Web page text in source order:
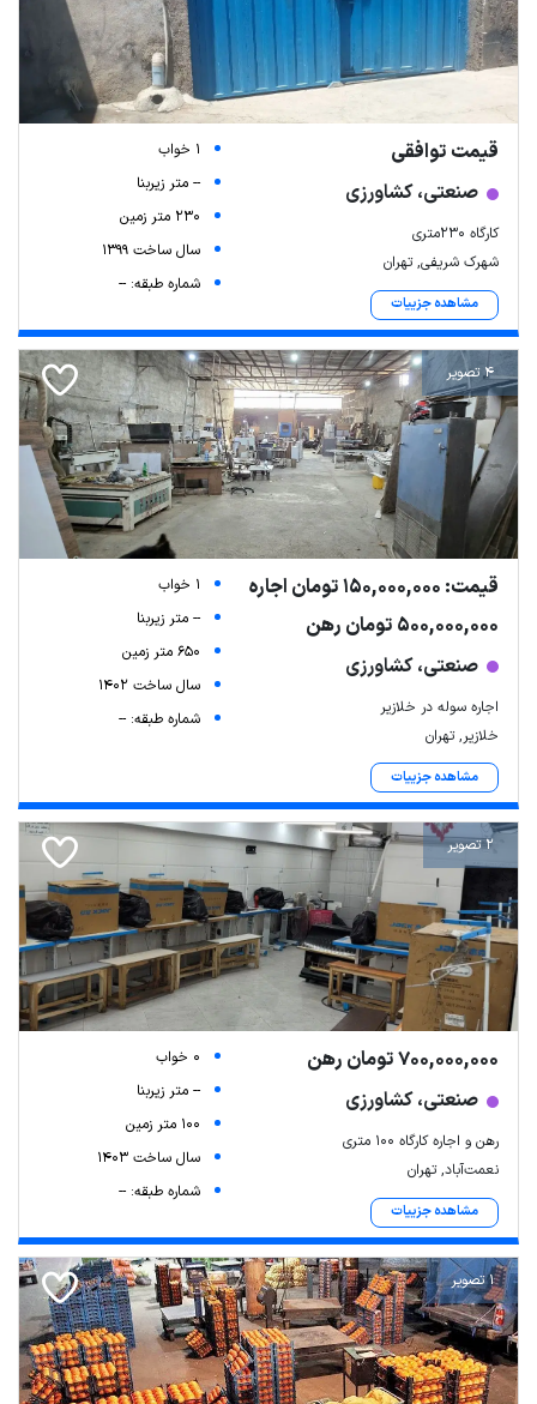
قیمت توافقی
صنعتی، کشاورزی
کارگاه ۲۳۰متری
شهرک شریفی, تهران
مشاهده جزییات
1 خواب
-- متر زیربنا
230 متر زمین
سال ساخت 1399
شماره طبقه: --
4 تصویر
قیمت: 150,000,000 تومان اجاره
500,000,000 تومان رهن
صنعتی، کشاورزی
اجاره سوله در خلازیر
خلازیر, تهران
مشاهده جزییات
1 خواب
-- متر زیربنا
650 متر زمین
سال ساخت 1402
شماره طبقه: --
2 تصویر
700,000,000 تومان رهن
صنعتی، کشاورزی
رهن و اجاره کارگاه 100 متری
نعمت‌آباد, تهران
مشاهده جزییات
0 خواب
-- متر زیربنا
100 متر زمین
سال ساخت 1403
شماره طبقه: --
1 تصویر